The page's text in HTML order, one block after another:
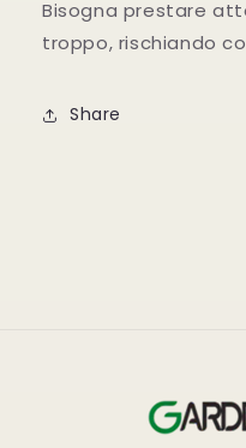
Bisogna prestare
troppo, rischiando
Share